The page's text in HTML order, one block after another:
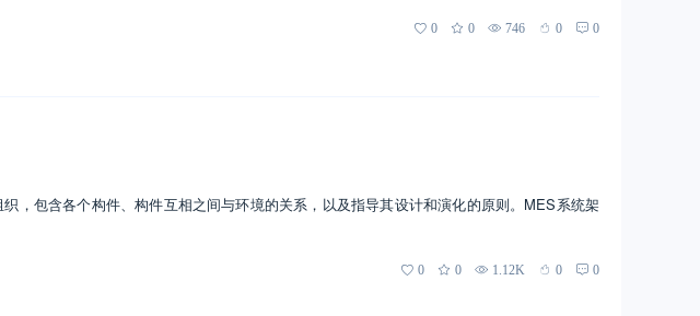
0 0 746 0 0
，包含各个构件、构件互相之间与环境的关系，以及指导其设计和演化的原则。MES系统架
0 0 1.12K 0 0